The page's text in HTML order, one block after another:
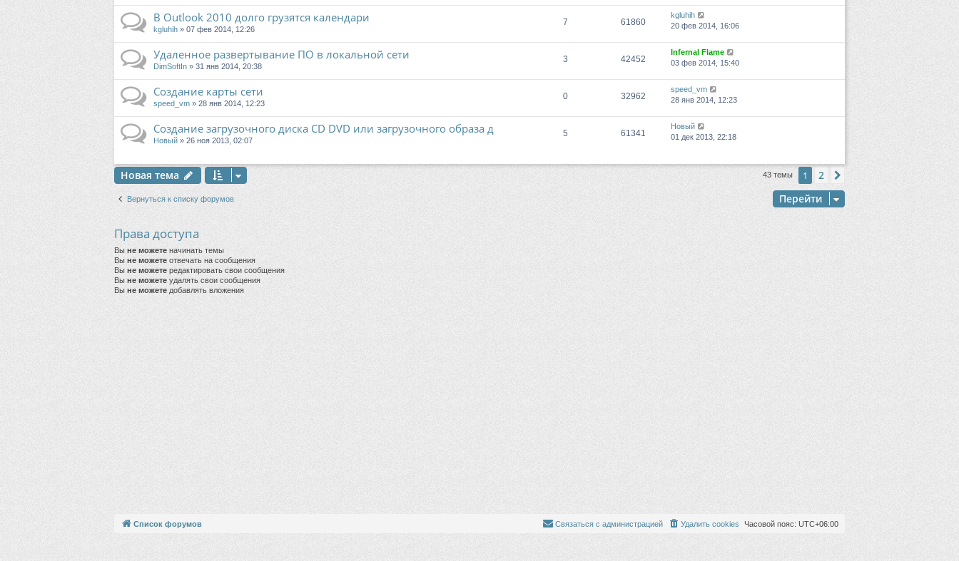
В Outlook 2010 долго грузятся календари
kgluhih » 07 фев 2014, 12:26
7 61860
kgluhih
20 фев 2014, 16:06
Удаленное развертывание ПО в локальной сети
DimSoftIn » 31 янв 2014, 20:38
3 42452
Infernal Flame
03 фев 2014, 15:40
Создание карты сети
speed_vm » 28 янв 2014, 12:23
0 32962
speed_vm
28 янв 2014, 12:23
Создание загрузочного диска CD DVD или загрузочного образа д
Новый » 26 ноя 2013, 02:07
5 61341
Новый
01 дек 2013, 22:18
Новая тема 43 темы 1 2
Вернуться к списку форумов Перейти
Права доступа
Вы не можете начинать темы
Вы не можете отвечать на сообщения
Вы не можете редактировать свои сообщения
Вы не можете удалять свои сообщения
Вы не можете добавлять вложения
Список форумов Часовой пояс: UTC+06:00
Удалить cookies
Связаться с администрацией